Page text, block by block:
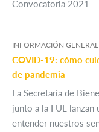
Convocatoria 2021
INFORMACIÓN GENERAL
COVID-19: cómo
de pandemia
La Secretaría de
junto a la FUL
entender nuestros